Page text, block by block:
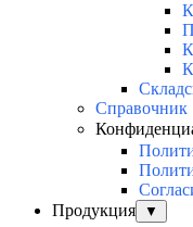
Справочник
Продукция
▼